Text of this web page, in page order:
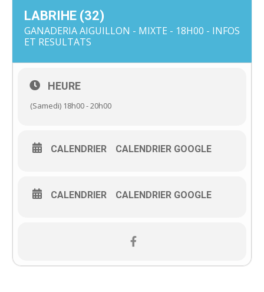
LABRIHE (32)
GANADERIA AIGUILLON - MIXTE - 18H00 - INFOS
ET RESULTATS
HEURE
(Samedi) 18h00 - 20h00
CALENDRIER CALENDRIER GOOGLE
CALENDRIER CALENDRIER GOOGLE